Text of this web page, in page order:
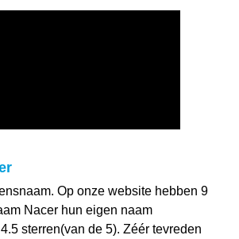
Op onze website hebben 9
Nacer hun eigen naam
sterren(van de 5). Zéér tevreden